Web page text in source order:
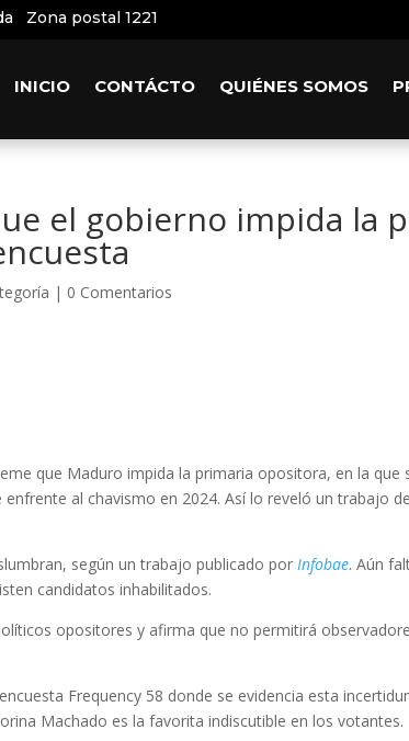
Zona postal 1221
INICIO CONTÁCTO QUIÉNES SOMOS
el gobierno impida la
| 0 Comentarios
que Maduro impida la primaria opositora, en la que
al chavismo en 2024. Así lo reveló un trabajo de
según un trabajo publicado porInfobae. Aún
candidatos inhabilitados.
opositores y afirma que no permitirá
Frequency 58 donde se evidencia esta
Machado es la favorita indiscutible en los votantes.